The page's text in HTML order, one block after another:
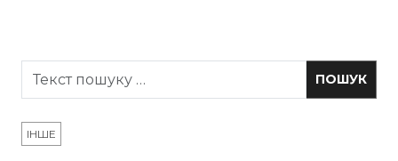
ІНШЕ